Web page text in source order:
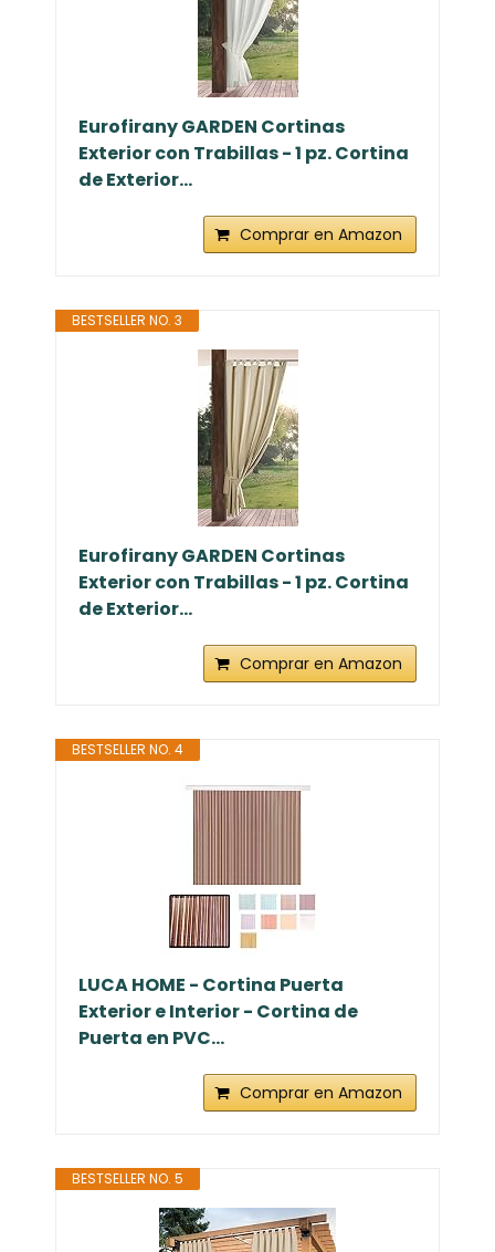
Eurofirany GARDEN Cortinas
Exterior con Trabillas - 1 pz. Cortina
de Exterior...
Comprar en Amazon
BESTSELLER NO. 3
Eurofirany GARDEN Cortinas
Exterior con Trabillas - 1 pz. Cortina
de Exterior...
Comprar en Amazon
BESTSELLER NO. 4
LUCA HOME - Cortina Puerta
Exterior e Interior - Cortina de
Puerta en PVC...
Comprar en Amazon
BESTSELLER NO. 5